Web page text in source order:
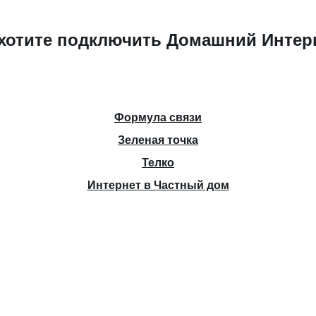
подключить Домашний
Формула связи
Зеленая точка
Телко
Интернет в Частный дом